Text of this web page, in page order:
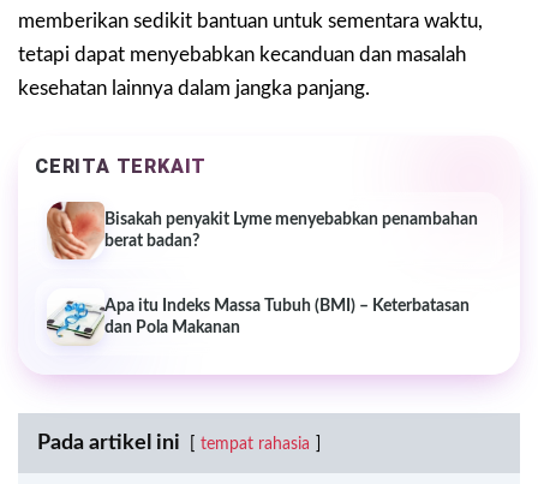
memberikan sedikit bantuan untuk sementara waktu,
tetapi dapat menyebabkan kecanduan dan masalah
kesehatan lainnya dalam jangka panjang.
CERITA TERKAIT
Bisakah penyakit Lyme menyebabkan penambahan
berat badan?
Apa itu Indeks Massa Tubuh (BMI) – Keterbatasan
dan Pola Makanan
Pada artikel ini tempat rahasia